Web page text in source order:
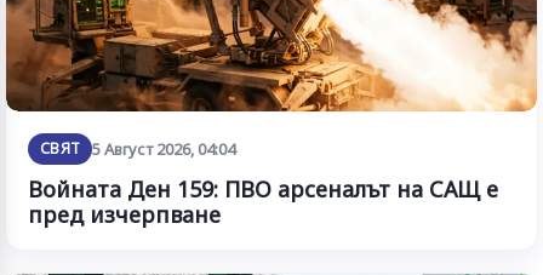
СВЯТ 5 Август 2026, 04:04
Войната Ден 159: ПВО арсеналът на САЩ е
пред изчерпване